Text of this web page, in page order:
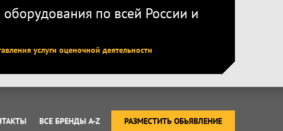
по всей России и
услуги оценочной деятельности
РАЗМЕСТИТЬ ОБЬЯВЛЕНИЕ
ВСЕ БРЕНДЫ A-Z